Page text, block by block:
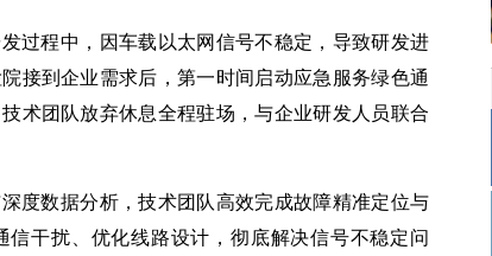
过程中，因车载以太网信号不稳定，导致研发进
接到企业需求后，第一时间启动应急服务绿色通
术团队放弃休息全程驻场，与企业研发人员联合
度数据分析，技术团队高效完成故障精准定位与
干扰、优化线路设计，彻底解决信号不稳定问